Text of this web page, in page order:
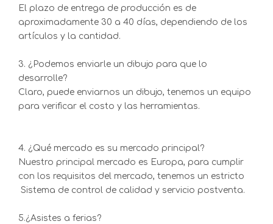
El plazo de entrega de producción es de
aproximadamente 30 a 40 días, dependiendo de los
artículos y la cantidad.
3. ¿Podemos enviarle un dibujo para que lo
desarrolle?
Claro, puede enviarnos un dibujo, tenemos un equipo
para verificar el costo y las herramientas.
4. ¿Qué mercado es su mercado principal?
Nuestro principal mercado es Europa, para cumplir
con los requisitos del mercado, tenemos un estricto
Sistema de control de calidad y servicio postventa.
5.¿Asistes a ferias?